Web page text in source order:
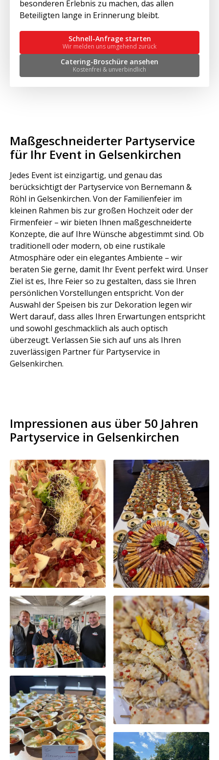
besonderen Erlebnis zu machen, das allen
Beteiligten lange in Erinnerung bleibt.
Schnell-Anfrage starten
Wir melden uns umgehend zurück
Catering-Broschüre ansehen
Kostenfrei & unverbindlich
Maßgeschneiderter Partyservice
für Ihr Event in Gelsenkirchen
Jedes Event ist einzigartig, und genau das
berücksichtigt der Partyservice von Bernemann &
Röhl in Gelsenkirchen. Von der Familienfeier im
kleinen Rahmen bis zur großen Hochzeit oder der
Firmenfeier – wir bieten Ihnen maßgeschneiderte
Konzepte, die auf Ihre Wünsche abgestimmt sind. Ob
traditionell oder modern, ob eine rustikale
Atmosphäre oder ein elegantes Ambiente – wir
beraten Sie gerne, damit Ihr Event perfekt wird. Unser
Ziel ist es, Ihre Feier so zu gestalten, dass sie Ihren
persönlichen Vorstellungen entspricht. Von der
Auswahl der Speisen bis zur Dekoration legen wir
Wert darauf, dass alles Ihren Erwartungen entspricht
und sowohl geschmacklich als auch optisch
überzeugt. Verlassen Sie sich auf uns als Ihren
zuverlässigen Partner für Partyservice in
Gelsenkirchen.
Impressionen aus über 50 Jahren
Partyservice in Gelsenkirchen